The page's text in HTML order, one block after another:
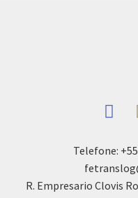
Telefone:
R. Empresario Clovis